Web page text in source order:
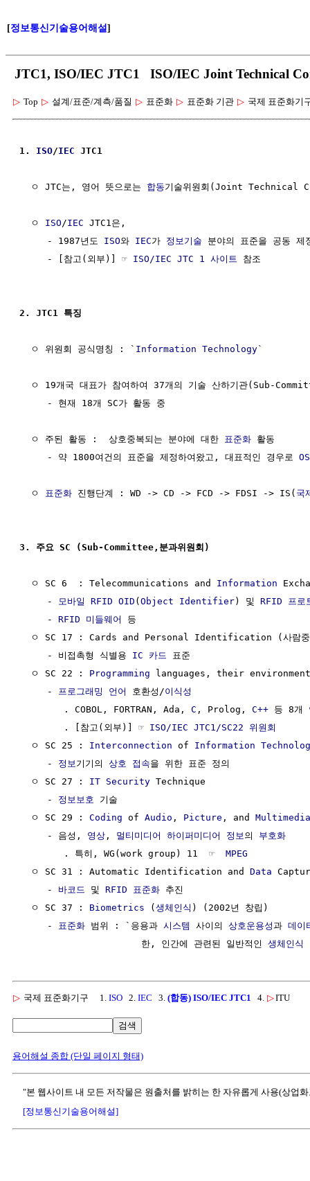
[정보통신기술용어해설]
JTC1, ISO/IEC JTC1 ISO/IEC Joint Technical
▷ Top ▷ 설계/표준/계측/품질 ▷ 표준화 ▷ 표준화 기관 ▷ 국제 표준화기
1. ISO/IEC JTC1
  ㅇ JTC는, 영어 뜻으로는
합동기술위원회(Joint Technical
  ㅇ
ISO /IEC JTC1은,
     - 1987년도
ISO와 IEC가 정보기술 분야의 표준을 공동
     - [참고(외부)] ☞
ISO/IEC JTC 1 사이트 참조
2. JTC1 특징
  ㅇ 위원회 공식명칭 : `
Information Technology`
ㅇ 19개국 대표가 참여하여 37개의 기술 산하기관(Sub-
     - 현재 18개 SC가 활동 중
  ㅇ 주된 활동 :  상호중복되는 분야에 대한
표준화 활동
     - 약 1800여건의 표준을 제정하여왔고, 대표적인 경우로
  ㅇ
표준화 진행단계 : WD -> CD -> FCD -> FDSI -> IS( 국
3. 주요 SC (Sub-Committee,분과위원회)
  ㅇ SC 6  : Telecommunications and
Information
     -
모바일 RFID OID (Object Identifier) 및 RFID
프로
     -
RFID 미들웨어
등
ㅇ SC 17 : Cards and Personal Identification (사람
     - 비접촉형 식별용
IC 카드
표준
  ㅇ SC 22 :
Programming languages, their
     -
프로그래밍 언어 호환성/이식성
        . COBOL, FORTRAN, Ada,
C , Prolog, C++ 등 8개
        . [참고(외부)] ☞
ISO/IEC JTC1/SC22 위원회
  ㅇ SC 25 :
Interconnection of Information
     -
정보 기기의 상호 접속을 위한 표준 정의
  ㅇ SC 27 :
IT Security Technique
     -
정보보호 기술
  ㅇ SC 29 :
Coding of Audio , Picture , and Multimedia
     - 음성,
영상 , 멀티미디어 하이퍼미디어 정보 의 부호화
        . 특히, WG(work group) 11  ☞
MPEG
  ㅇ SC 31 : Automatic Identification and
Data
     -
바코드 및 RFID 표준화 추진
  ㅇ SC 37 :
Biometrics (생체인식 ) (2002년 창립)
     -
표준화 범위 : `응용과 시스템 사이의 상호운용성과 데이
                      한, 인간에 관련된 일반적인
생체인식
▷ 국제 표준화기구 1. ISO 2. IEC 3. (합동) ISO/IEC JTC1 4. ▷ITU
검색
용어해설 종합 (단일 페이지 형태)
"본 웹사이트 내 모든 저작물은 원출처를 밝히는 한 자유롭게 사용(상업
[정보통신기술용어해설]